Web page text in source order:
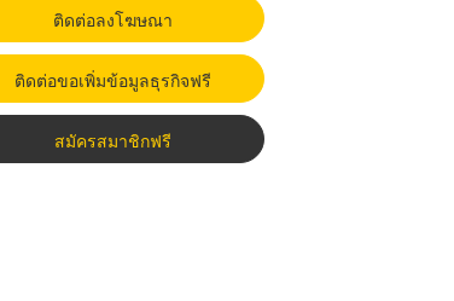
ติดต่อลงโฆษณา
ติดต่อขอเพิ่มข้อมูลธุรกิจฟรี
สมัครสมาชิกฟรี